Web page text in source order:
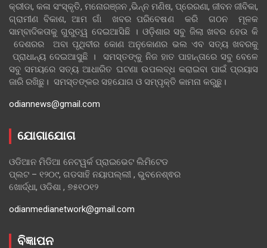
କ୍ରୀଡା, କଳା ସଂସ୍କୃତି, ମନୋରଞ୍ଜନ ,ଭିନ୍ନ ମଣିଷ, ପ୍ରେରଣା, ଜୀବନ ଜୀବିକା,
ଗ୍ରାମୀଣ ବିକାଶ, ଆମ ଗାଁ ଖବର ପରିବେଷଣ କରି ଗଠନ ମୂଳକ
ସାମ୍ବାଦିକତାକୁ ଗୁରୁତ୍ୱ ଦେଇଆସିଛି । ଓଡ଼ିଶାର ସବୁ ଜିଲା ଖବର ହେଉ କି
ଦେଶରର ଅବା ପୃଥିବୀର କୋଣ ଅନୁକୋଣର ଭଲ ଏବ ସତ୍ୟ ଖବରକୁ
ପ୍ରାଧାନ୍ୟ ଦେଇଆସୁଛି । ସମସ୍ତଙ୍କୁ ନିଜ ହାତ ପାହାନ୍ତାରେ ସବୁ ବେଳେ
ସବୁ ସମୟରେ ସତ୍ୟ ଆଧାରିତ ଘଟଣା ଉପଲବ୍ଧ କରାଇବା ପାଇଁ ପ୍ରୟାସ
ଜାରି ରଖିଛୁ। ସମସ୍ତଙ୍କର ସହଯୋଗ ଓ ସମ୍ପୃକ୍ତି କାମନା କରୁଛୁ।
odiannews@gmail.com
ଯୋଗାଯୋଗ
ଓଡିଆନ ମିଡିଆ ନେଟୱର୍କ ପ୍ରାଇଭେଟ ଲିମିଟେଡ
ପ୍ଲଟ – ୧୨୦୯, ଗଡସାହି ନୟାପଲ୍ଲୀ , ଭୁବନେଶ୍ଵର
ଖୋର୍ଦ୍ଧା, ଓଡିଶା , ୭୫୧୦୧୨
odianmedianetwork@gmail.com
ବିଜ୍ଞାପନ